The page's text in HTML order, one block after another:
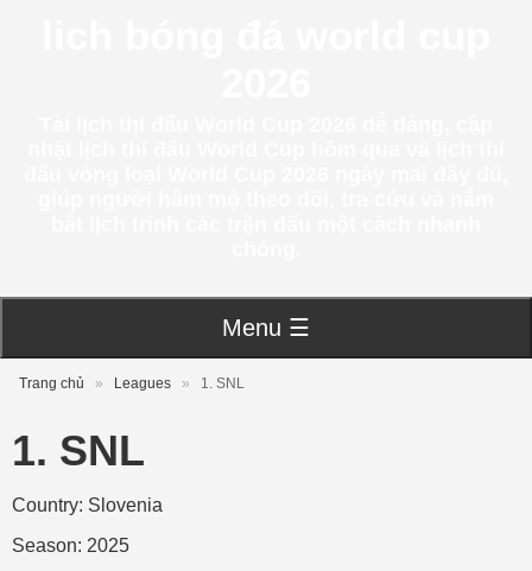
Menu ☰
Trang chủ » Leagues » 1. SNL
1. SNL
Country: Slovenia
Season: 2025